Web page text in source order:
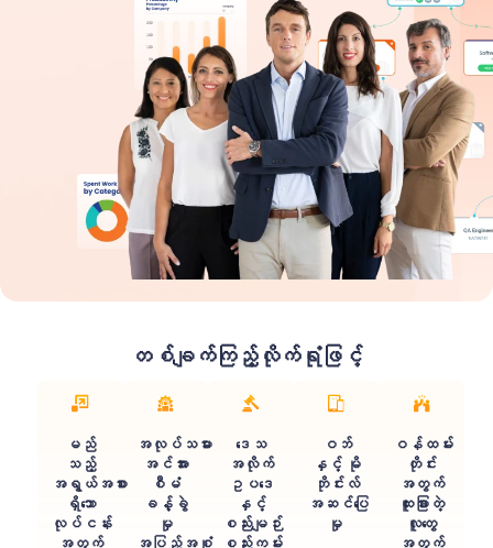
တစ်ချက်ကြည့်လိုက်ရုံဖြင့်
မည်
သည့်
အရွယ်အစား
ရှိသော
လုပ်ငန်း
အတွက်
အလုပ်သမား
အင်အား
စီမံ
ခန့်ခွဲ
မှု
အပြည့်အစုံ
ဒေသ
အလိုက်
ဥပဒေ
နှင့်
စည်းမျဉ်း
စည်းကမ်း
ဝဘ်
နှင့် မို
ဘိုင်းလ်
အဆင်ပြေ
မှု
ဝန်ထမ်း
တိုင်း
အတွက်
ထူးခြားတဲ့
လူတွေ
အတွက်